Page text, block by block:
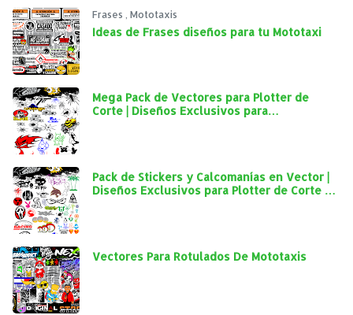
Frases , Mototaxis
Ideas de Frases diseños para tu Mototaxi
Mega Pack de Vectores para Plotter de
Corte | Diseños Exclusivos para
Pack de Stickers y Calcomanías en Vector |
Diseños Exclusivos para Plotter de Corte y
Vectores Para Rotulados De Mototaxis